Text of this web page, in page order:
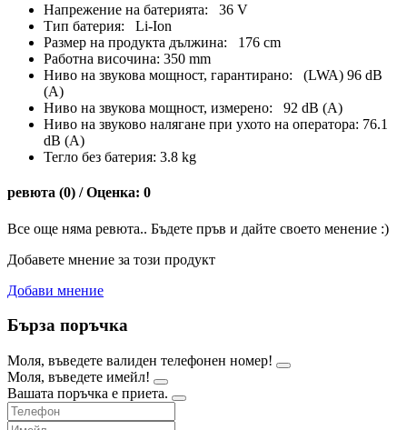
Напрежение на батерията: 36 V
Тип батерия: Li-Ion
Размер на продукта дължина: 176 cm
Работна височина: 350 mm
Ниво на звукова мощност, гарантирано: (LWA) 96 dB
(A)
Ниво на звукова мощност, измерено: 92 dB (A)
Ниво на звуково налягане при ухото на оператора: 76.1
dB (A)
Тегло без батерия: 3.8 kg
ревюта (0) / Оценка: 0
Все още няма ревюта.. Бъдете пръв и дайте своето менение :)
Добавете мнение за този продукт
Добави мнение
Бърза поръчка
Моля, въведете валиден телефонен номер!
Моля, въведете имейл!
Вашата поръчка е приета.